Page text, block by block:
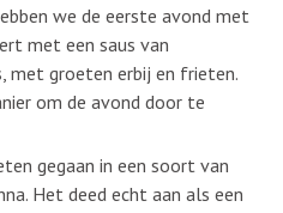
we de eerste avond met
met een saus van
met groeten erbij en frieten.
om de avond door te
gegaan in een soort van
Het deed echt aan als een